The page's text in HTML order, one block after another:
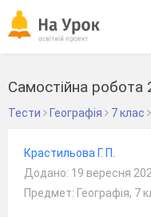
Самостійна робота
Тести Географія 7 клас
Крастильова Г. П.
Додано: 19 вересня
Предмет: Географія, 7